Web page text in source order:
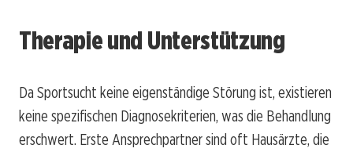
Therapie und Unterstützung
Da Sportsucht keine eigenständige Störung ist, existieren
keine spezifischen Diagnosekriterien, was die Behandlung
erschwert. Erste Ansprechpartner sind oft Hausärzte, die